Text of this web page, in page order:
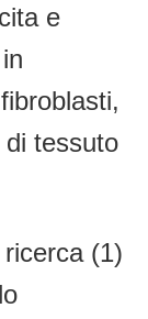
e
di tessuto
ricerca (1)